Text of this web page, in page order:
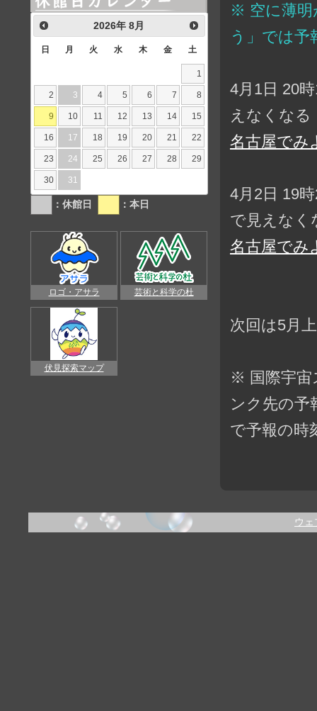
※ 空に薄明
う」では予
4月1日 20
えなくなる
名古屋でみ
4月2日 19
で見えなく
名古屋でみ
次回は5月
※ 国際宇宙
ンク先の予
で予報の時
2026年8月
日 月 火 水 木 金 土
1
2 3 4 5 6 7 8
9 10 11 12 13 14 15
16 17 18 19 20 21 22
23 24 25 26 27 28 29
30 31
：休館日 ：本日
ロゴ・アサラ 芸術と科学の杜
伏見探索マップ
ウ